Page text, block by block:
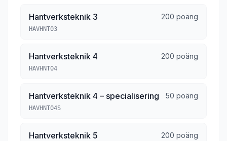
Hantverksteknik 3 200 poäng
HAVHNT03
Hantverksteknik 4 200 poäng
HAVHNT04
Hantverksteknik 4 – specialisering 50 poäng
HAVHNT04S
Hantverksteknik 5 200 poäng